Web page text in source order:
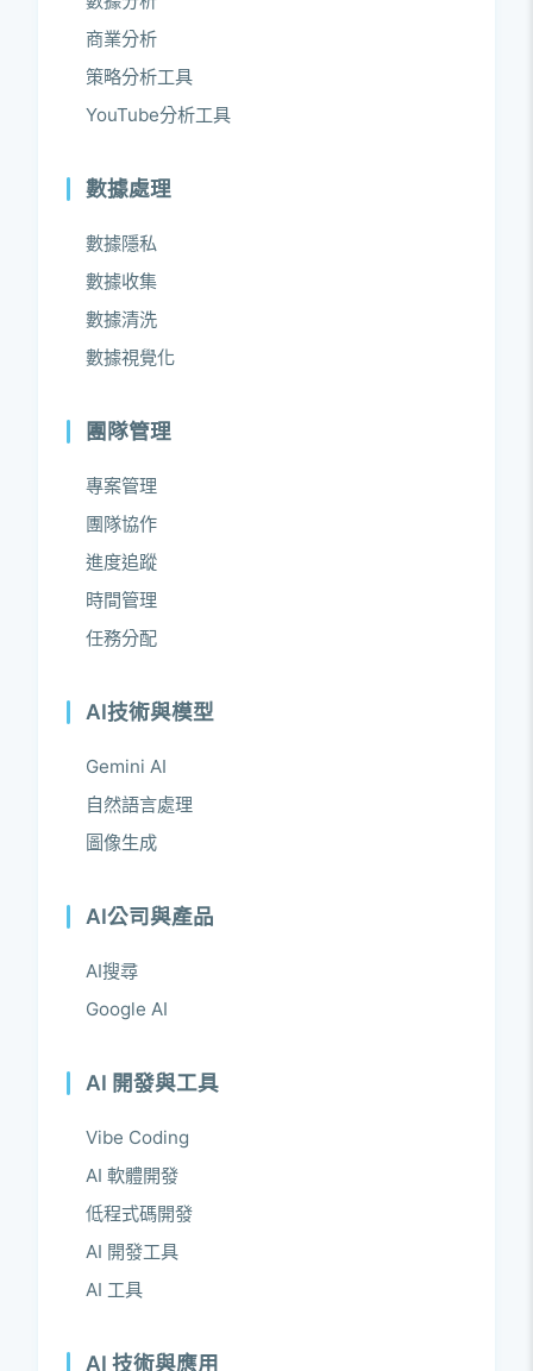
商業分析
策略分析工具
YouTube分析工具
數據處理
數據隱私
數據收集
數據清洗
數據視覺化
團隊管理
專案管理
團隊協作
進度追蹤
時間管理
任務分配
AI技術與模型
Gemini AI
自然語言處理
圖像生成
AI公司與產品
AI搜尋
Google AI
AI 開發與工具
Vibe Coding
AI 軟體開發
低程式碼開發
AI 開發工具
AI 工具
AI 技術與應用